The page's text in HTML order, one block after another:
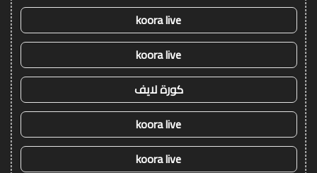
koora live
koora live
كورة لايف
koora live
koora live